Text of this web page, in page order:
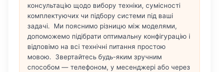
консультацію щодо вибору техніки, сумісності
комплектуючих чи підбору системи під ваші
задачі. Ми пояснимо різницю між моделями,
допоможемо підібрати оптимальну конфігурацію і
відповімо на всі технічні питання простою
мовою. Звертайтесь будь-яким зручним
способом — телефоном, у месенджері або через